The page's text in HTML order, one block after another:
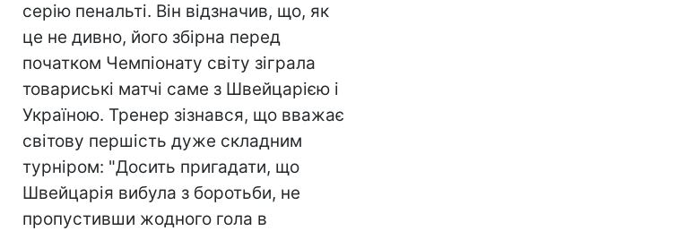
серію пенальті. Він відзначив, що, як
це не дивно, його збірна перед
початком Чемпіонату світу зіграла
товариські матчі саме з Швейцарією і
Україною. Тренер зізнався, що вважає
світову першість дуже складним
турніром: "Досить пригадати, що
Швейцарія вибула з боротьби, не
пропустивши жодного гола в